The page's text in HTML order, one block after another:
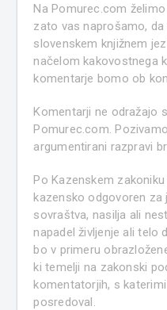
Na Pomurec.com
zato vas naprošamo,
slovenskem knjižnem
načelom kakovostnega
komentarje bomo ob
Komentarji ne odražajo
Pomurec.com.
argumentirani razpravi
Po Kazenskem
kazensko odgovoren za
sovraštva, nasilja ali
napadel življenje ali telo
bo v primeru
ki temelji na zakonski
komentatorjih, s
posredoval.